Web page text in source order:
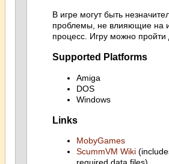
В игре могут быть
проблемы, не влияющие на
процесс. Игру можно пройти
Supported Platforms
Amiga
DOS
Windows
Links
MobyGames
ScummVM Wiki